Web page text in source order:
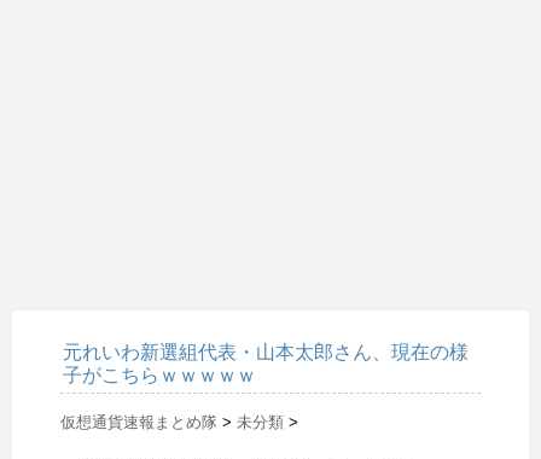
元れいわ新選組代表・山本太郎さん、現在の様
子がこちらｗｗｗｗｗ
仮想通貨速報まとめ隊 > 未分類 >